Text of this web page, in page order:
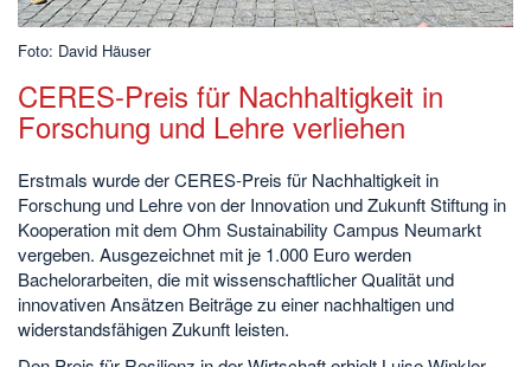
Foto: David Häuser
CERES-Preis für Nachhaltigkeit in
Forschung und Lehre verliehen
Erstmals wurde der CERES-Preis für Nachhaltigkeit in
Forschung und Lehre von der Innovation und Zukunft Stiftung in
Kooperation mit dem Ohm Sustainability Campus Neumarkt
vergeben. Ausgezeichnet mit je 1.000 Euro werden
Bachelorarbeiten, die mit wissenschaftlicher Qualität und
innovativen Ansätzen Beiträge zu einer nachhaltigen und
widerstandsfähigen Zukunft leisten.